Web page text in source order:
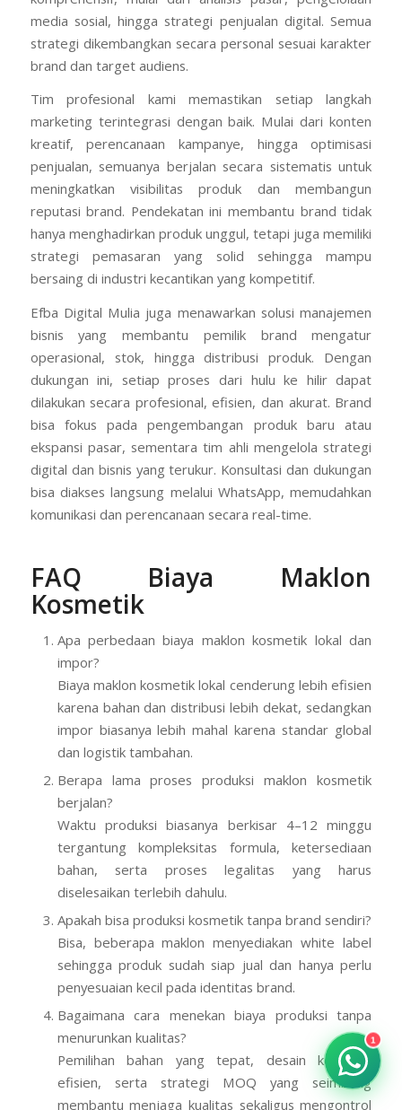
media sosial, hingga strategi penjualan digital. Semua
strategi dikembangkan secara personal sesuai karakter
brand dan target audiens.
Tim profesional kami memastikan setiap langkah
marketing terintegrasi dengan baik. Mulai dari konten
kreatif, perencanaan kampanye, hingga optimisasi
penjualan, semuanya berjalan secara sistematis untuk
meningkatkan visibilitas produk dan membangun
reputasi brand. Pendekatan ini membantu brand tidak
hanya menghadirkan produk unggul, tetapi juga memiliki
strategi pemasaran yang solid sehingga mampu
bersaing di industri kecantikan yang kompetitif.
Efba Digital Mulia juga menawarkan solusi manajemen
bisnis yang membantu pemilik brand mengatur
operasional, stok, hingga distribusi produk. Dengan
dukungan ini, setiap proses dari hulu ke hilir dapat
dilakukan secara profesional, efisien, dan akurat. Brand
bisa fokus pada pengembangan produk baru atau
ekspansi pasar, sementara tim ahli mengelola strategi
digital dan bisnis yang terukur. Konsultasi dan dukungan
bisa diakses langsung melalui WhatsApp, memudahkan
komunikasi dan perencanaan secara real-time.
FAQ Biaya Maklon
Kosmetik
Apa perbedaan biaya maklon kosmetik lokal dan
impor?
Biaya maklon kosmetik lokal cenderung lebih efisien
karena bahan dan distribusi lebih dekat, sedangkan
impor biasanya lebih mahal karena standar global
dan logistik tambahan.
Berapa lama proses produksi maklon kosmetik
berjalan?
Waktu produksi biasanya berkisar 4–12 minggu
tergantung kompleksitas formula, ketersediaan
bahan, serta proses legalitas yang harus
diselesaikan terlebih dahulu.
Apakah bisa produksi kosmetik tanpa brand sendiri?
Bisa, beberapa maklon menyediakan white label
sehingga produk sudah siap jual dan hanya perlu
penyesuaian kecil pada identitas brand.
Bagaimana cara menekan biaya produksi tanpa
menurunkan kualitas?
Pemilihan bahan yang tepat, desain kemasan
efisien, serta strategi MOQ yang seimbang
membantu menjaga kualitas sekaligus mengontrol
1